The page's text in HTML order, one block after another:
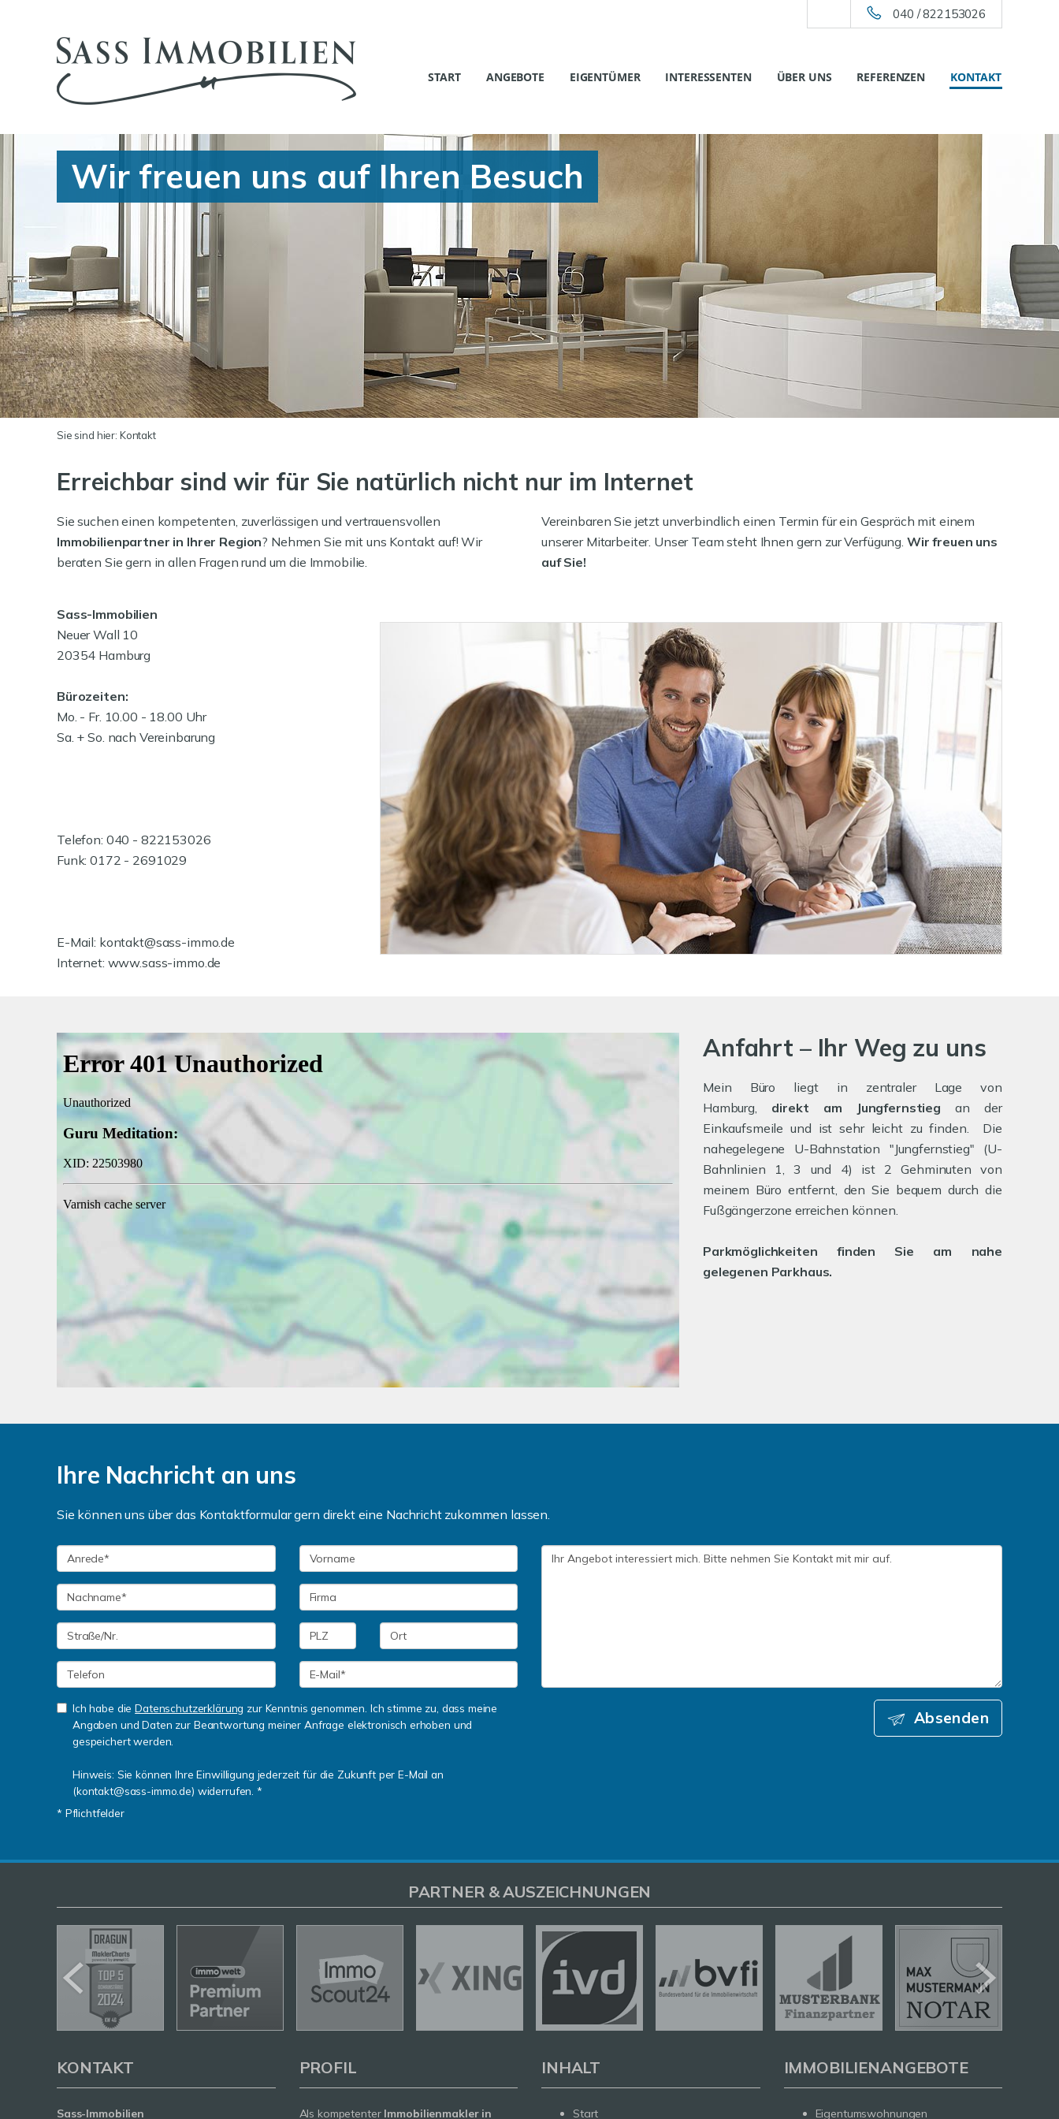
040 / 822153026
START ANGEBOTE EIGENTÜMER INTERESSENTEN ÜBER UNS REFERENZEN KONTAKT
Wir freuen uns auf Ihren Besuch
Sie sind hier: Kontakt
Erreichbar sind wir für Sie natürlich nicht nur im Internet
Sie suchen einen kompetenten, zuverlässigen und vertrauensvollen
Immobilienpartner in Ihrer Region? Nehmen Sie mit uns Kontakt auf! Wir
beraten Sie gern in allen Fragen rund um die Immobilie.
Vereinbaren Sie jetzt unverbindlich einen Termin für ein Gespräch mit einem
unserer Mitarbeiter. Unser Team steht Ihnen gern zur Verfügung. Wir freuen uns
auf Sie!
Sass-Immobilien
Neuer Wall 10
20354 Hamburg
Bürozeiten:
Mo. - Fr. 10.00 - 18.00 Uhr
Sa. + So. nach Vereinbarung
Telefon: 040 - 822153026
Funk: 0172 - 2691029
E-Mail: kontakt@sass-immo.de
Internet: www.sass-immo.de
Anfahrt – Ihr Weg zu uns
Mein Büro liegt in zentraler Lage von
Hamburg, direkt am Jungfernstieg an der
Einkaufsmeile und ist sehr leicht zu finden. Die
nahegelegene U-Bahnstation "Jungfernstieg" (U-
Bahnlinien 1, 3 und 4) ist 2 Gehminuten von
meinem Büro entfernt, den Sie bequem durch die
Fußgängerzone erreichen können.
Parkmöglichkeiten finden Sie am nahe
gelegenen Parkhaus.
Ihre Nachricht an uns
Sie können uns über das Kontaktformular gern direkt eine Nachricht zukommen lassen.
Ich habe dieDatenschutzerklärung zur Kenntnis genommen. Ich stimme zu, dass meine
Angaben und Daten zur Beantwortung meiner Anfrage elektronisch erhoben und
gespeichert werden.
Hinweis: Sie können Ihre Einwilligung jederzeit für die Zukunft per E-Mail an
(kontakt@sass-immo.de) widerrufen. *
* Pflichtfelder
Absenden
PARTNER & AUSZEICHNUNGEN
KONTAKT
Sass-Immobilien
PROFIL
Als kompetenter Immobilienmakler in
INHALT
Start
IMMOBILIENANGEBOTE
Eigentumswohnungen